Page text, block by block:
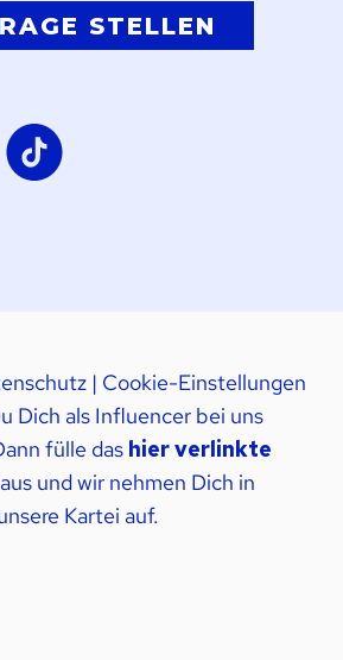
STELLEN
| Cookie-Einstellungen
Dich als Influencer bei uns
fülle das hier verlinkte
aus und wir nehmen Dich in
Kartei auf.